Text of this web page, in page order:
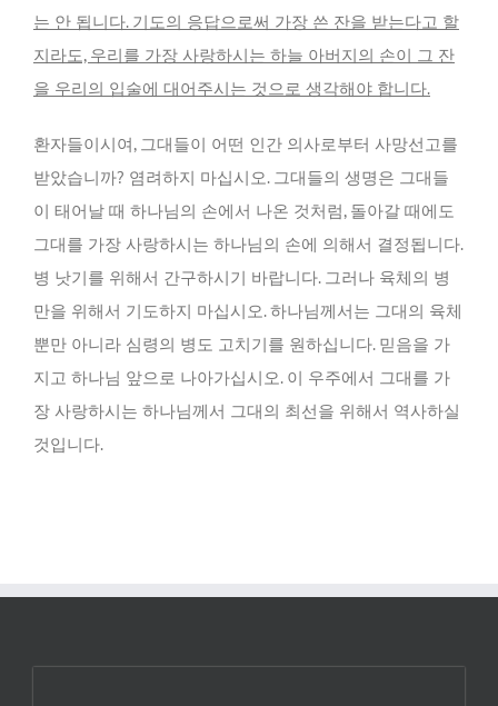
는 안 됩니다. 기도의 응답으로써 가장 쓴 잔을 받는다고 할
지라도, 우리를 가장 사랑하시는 하늘 아버지의 손이 그 잔
을 우리의 입술에 대어주시는 것으로 생각해야 합니다.
환자들이시여, 그대들이 어떤 인간 의사로부터 사망선고를
받았습니까? 염려하지 마십시오. 그대들의 생명은 그대들
이 태어날 때 하나님의 손에서 나온 것처럼, 돌아갈 때에도
그대를 가장 사랑하시는 하나님의 손에 의해서 결정됩니다.
병 낫기를 위해서 간구하시기 바랍니다. 그러나 육체의 병
만을 위해서 기도하지 마십시오. 하나님께서는 그대의 육체
뿐만 아니라 심령의 병도 고치기를 원하십니다. 믿음을 가
지고 하나님 앞으로 나아가십시오. 이 우주에서 그대를 가
장 사랑하시는 하나님께서 그대의 최선을 위해서 역사하실
것입니다.